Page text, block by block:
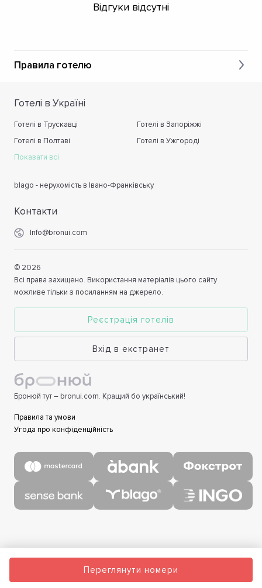
Відгуки відсутні
Правила готелю
Переглянути номери
Готелі в Україні
Готелі в Трускавці
Готелі в Запоріжжі
Готелі в Полтаві
Готелі в Ужгороді
Показати всі
blago - нерухомість в Івано-Франківську
Контакти
Info@bronui.com
© 2026
Всі права захищено. Використання матеріалів цього сайту
можливе тільки з посиланням на джерело.
Реєстрація готелів
Вхід в екстранет
Бронюй тут – bronui.com. Кращий бо український!
Правила та умови
Угода про конфіденційність